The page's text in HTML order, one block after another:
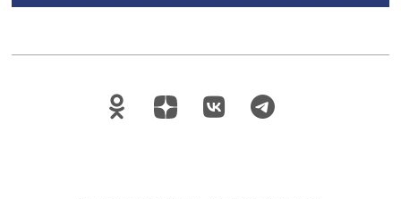
положительно влияет на инвестиции в человеческий
В секции был также заслушан доклад Светланы